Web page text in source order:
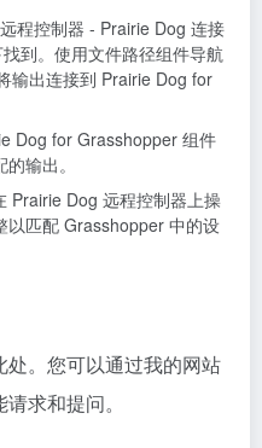
程控制器 - Prairie Dog 连接
到。使用文件路径组件导航
输出连接到 Prairie Dog for
Dog for Grasshopper 组件
输出。
Prairie Dog 远程控制器上操
以匹配 Grasshopper 中的设
。您可以通过我的网站
求和提问。